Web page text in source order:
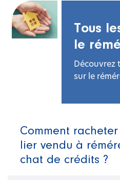
Tous
le
sur le
Comment
lier vendu à
chat de crédits ?